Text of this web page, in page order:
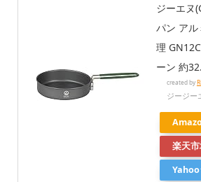
ジーエヌ
パン アル
理
ーン 約
created by
ジージー
楽天